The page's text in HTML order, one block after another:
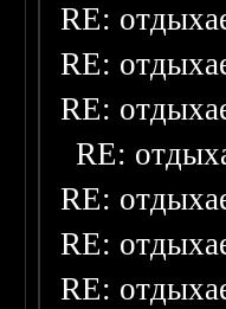
RE:
RE:
RE:
RE:
RE:
RE:
RE: